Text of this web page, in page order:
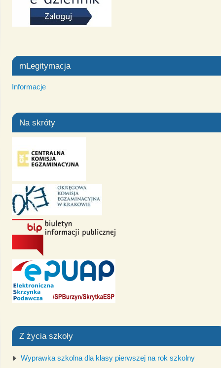
mLegitymacja
Informacje
Na skróty
Z życia szkoły
Wyprawka szkolna dla klasy pierwszej na rok szkolny